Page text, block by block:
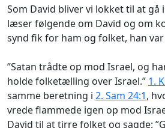
Som David bliver vi lokket til at gå
læser følgende om David og om
synd fik for ham og folket, han var
”Satan trådte op mod Israel, og
holde folketælling over Israel.” 1.
samme beretning i 2. Sam 24:1,
vrede flammede igen op mod
David til at tirre folket og sagde: